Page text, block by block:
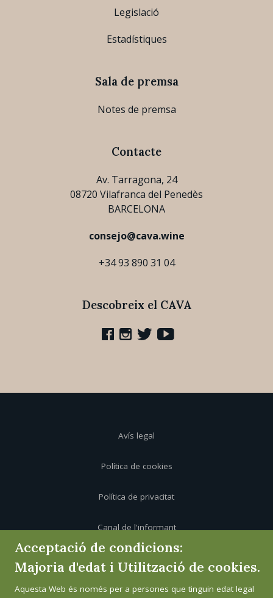
Legislació
Estadístiques
Sala de premsa
Notes de premsa
Contacte
Av. Tarragona, 24
08720 Vilafranca del Penedès
BARCELONA
consejo@cava.wine
+34 93 890 31 04
Descobreix el CAVA
Avís legal
Política de cookies
Política de privacitat
Canal de l'informant
Acceptació de condicions:
Majoria d'edat i Utilització de cookies.
Aquesta Web és només per a persones que tinguin edat legal